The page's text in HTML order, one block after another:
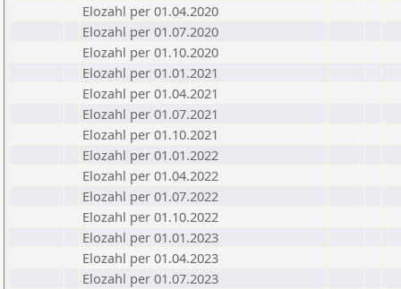
Elozahl per 01.04.2020
Elozahl per 01.07.2020
Elozahl per 01.10.2020
Elozahl per 01.01.2021
Elozahl per 01.04.2021
Elozahl per 01.07.2021
Elozahl per 01.10.2021
Elozahl per 01.01.2022
Elozahl per 01.04.2022
Elozahl per 01.07.2022
Elozahl per 01.10.2022
Elozahl per 01.01.2023
Elozahl per 01.04.2023
Elozahl per 01.07.2023